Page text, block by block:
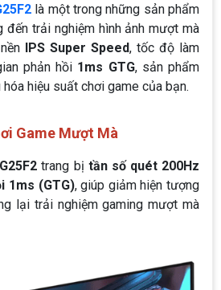
là một trong những sản phẩm
đến trải nghiệm hình ảnh mượt mà
IPS Super Speed, tốc độ làm
phản hồi 1ms GTG, sản phẩm
hiệu suất chơi game của bạn.
Game Mượt Mà
G25F2 trang bị tần số quét 200Hz
1ms (GTG), giúp giảm hiện tượng
lại trải nghiệm gaming mượt mà